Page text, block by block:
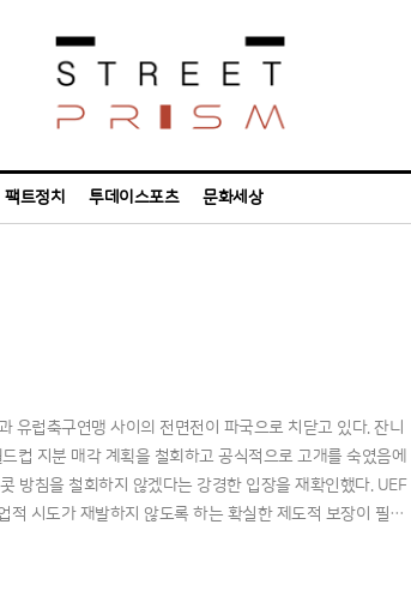
팩트정치 투데이스포츠 문화세상
유럽축구연맹 사이의 전면전이 파국으로 치닫고 있다. 잔니
컵 지분 매각 계획을 철회하고 공식적으로 고개를 숙였음에
방침을 철회하지 않겠다는 강경한 입장을 재확인했다. UEF
적 시도가 재발하지 않도록 하는 확실한 제도적 보장이 필요